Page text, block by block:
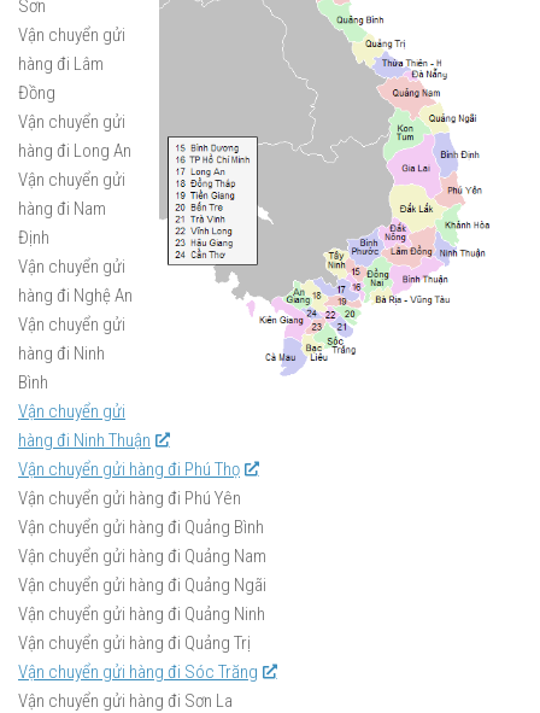
Sơn
Vận chuyển gửi
hàng đi Lâm
Đồng
Vận chuyển gửi
hàng đi Long An
Vận chuyển gửi
hàng đi Nam
Định
Vận chuyển gửi
hàng đi Nghệ An
Vận chuyển gửi
hàng đi Ninh
Bình
Vận chuyển gửi
hàng đi Ninh Thuận
Vận chuyển gửi hàng đi Phú Thọ
Vận chuyển gửi hàng đi Phú Yên
Vận chuyển gửi hàng đi Quảng Bình
Vận chuyển gửi hàng đi Quảng Nam
Vận chuyển gửi hàng đi Quảng Ngãi
Vận chuyển gửi hàng đi Quảng Ninh
Vận chuyển gửi hàng đi Quảng Trị
Vận chuyển gửi hàng đi Sóc Trăng
Vận chuyển gửi hàng đi Sơn La